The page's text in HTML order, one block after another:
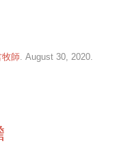
師 . August 30, 2020.